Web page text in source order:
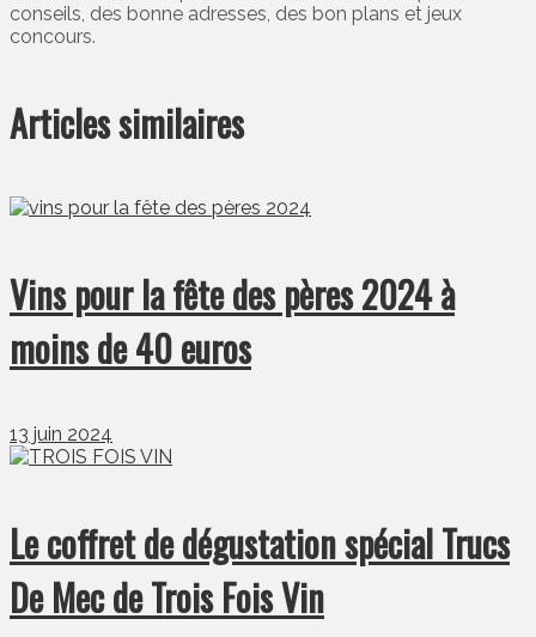
conseils, des bonne adresses, des bon plans et jeux
concours.
Articles similaires
Vins pour la fête des pères 2024 à
moins de 40 euros
13 juin 2024
Le coffret de dégustation spécial Trucs
De Mec de Trois Fois Vin